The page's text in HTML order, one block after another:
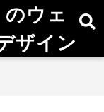
ウェ
ザイン